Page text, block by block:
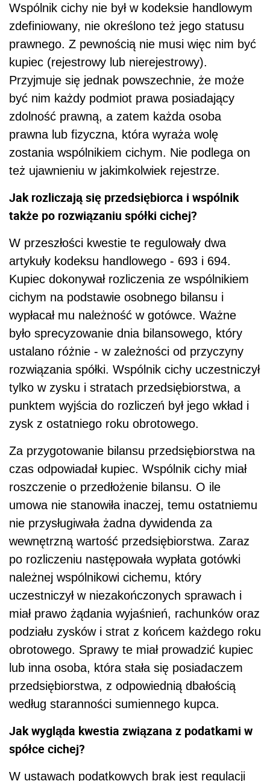
Wspólnik cichy nie był w kodeksie handlowym
zdefiniowany, nie określono też jego statusu
prawnego. Z pewnością nie musi więc nim być
kupiec (rejestrowy lub nierejestrowy).
Przyjmuje się jednak powszechnie, że może
być nim każdy podmiot prawa posiadający
zdolność prawną, a zatem każda osoba
prawna lub fizyczna, która wyraża wolę
zostania wspólnikiem cichym. Nie podlega on
też ujawnieniu w jakimkolwiek rejestrze.
Jak rozliczają się przedsiębiorca i wspólnik
także po rozwiązaniu spółki cichej?
W przeszłości kwestie te regulowały dwa
artykuły kodeksu handlowego - 693 i 694.
Kupiec dokonywał rozliczenia ze wspólnikiem
cichym na podstawie osobnego bilansu i
wypłacał mu należność w gotówce. Ważne
było sprecyzowanie dnia bilansowego, który
ustalano różnie - w zależności od przyczyny
rozwiązania spółki. Wspólnik cichy uczestniczył
tylko w zysku i stratach przedsiębiorstwa, a
punktem wyjścia do rozliczeń był jego wkład i
zysk z ostatniego roku obrotowego.
Za przygotowanie bilansu przedsiębiorstwa na
czas odpowiadał kupiec. Wspólnik cichy miał
roszczenie o przedłożenie bilansu. O ile
umowa nie stanowiła inaczej, temu ostatniemu
nie przysługiwała żadna dywidenda za
wewnętrzną wartość przedsiębiorstwa. Zaraz
po rozliczeniu następowała wypłata gotówki
należnej wspólnikowi cichemu, który
uczestniczył w niezakończonych sprawach i
miał prawo żądania wyjaśnień, rachunków oraz
podziału zysków i strat z końcem każdego roku
obrotowego. Sprawy te miał prowadzić kupiec
lub inna osoba, która stała się posiadaczem
przedsiębiorstwa, z odpowiednią dbałością
według staranności sumiennego kupca.
Jak wygląda kwestia związana z podatkami w
spółce cichej?
W ustawach podatkowych brak jest regulacji